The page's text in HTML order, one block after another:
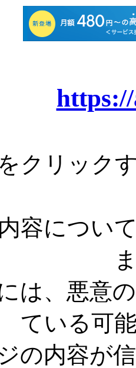
クリック
容につい
は、悪意
ている可
の内容が